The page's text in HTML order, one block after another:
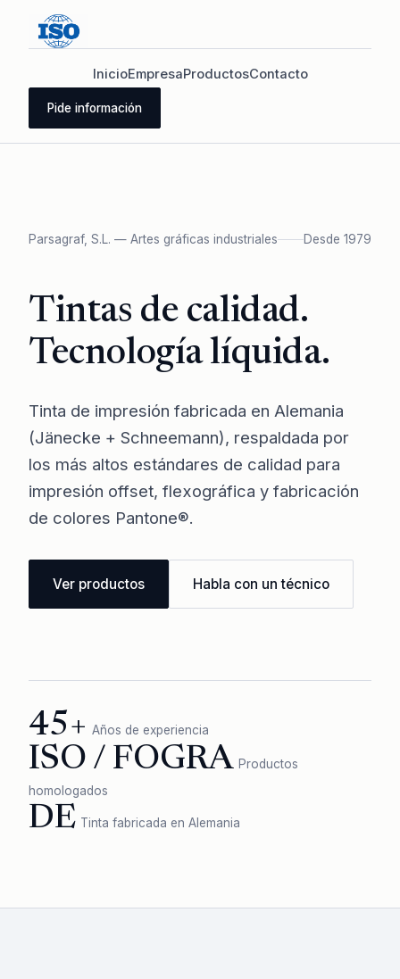
InicioEmpresaProductosContacto
Pide información
Parsagraf, S.L. — Artes gráficas industriales Desde 1979
Tintas de calidad.
Tecnología líquida.
Tinta de impresión fabricada en Alemania
(Jänecke + Schneemann), respaldada por
los más altos estándares de calidad para
impresión offset, flexográfica y fabricación
de colores Pantone®.
Ver productos Habla con un técnico
45+ Años de experiencia
ISO / FOGRA Productos
homologados
DE Tinta fabricada en Alemania